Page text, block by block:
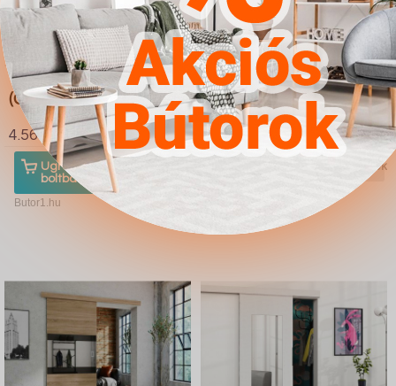
Tolóajtók Dover 170
(Craft tölgy)
4.567Ft
Ugrás a
boltba
Butor1.hu
Tolóajtók Dover 153
(Antracit)
4.567Ft
Részletek